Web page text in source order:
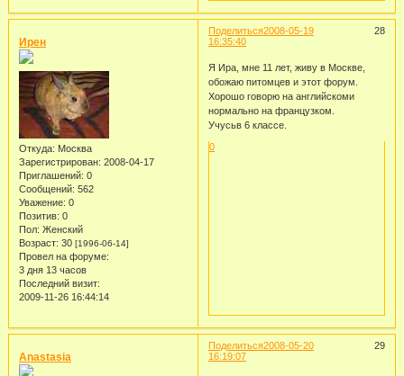
Поделиться 28
2008-05-19
16:35:40
Ирен
Откуда: Москва
Зарегистрирован: 2008-04-17
Приглашений: 0
Сообщений: 562
Уважение: 0
Позитив: 0
Пол: Женский
Возраст: 30 [1996-06-14]
Провел на форуме:
3 дня 13 часов
Последний визит:
2009-11-26 16:44:14
Я Ира, мне 11 лет, живу в Москве,
обожаю питомцев и этот форум.
Хорошо говорю на английскоми
нормально на французком.
Учусьв 6 классе.
0
Поделиться 29
2008-05-20
16:19:07
Anastasia